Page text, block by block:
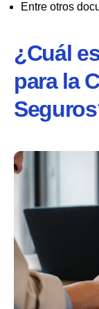
Entre otros
¿Cuál
para la